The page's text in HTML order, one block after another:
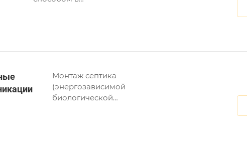
Монтаж септика
(энергозависимой
биологической